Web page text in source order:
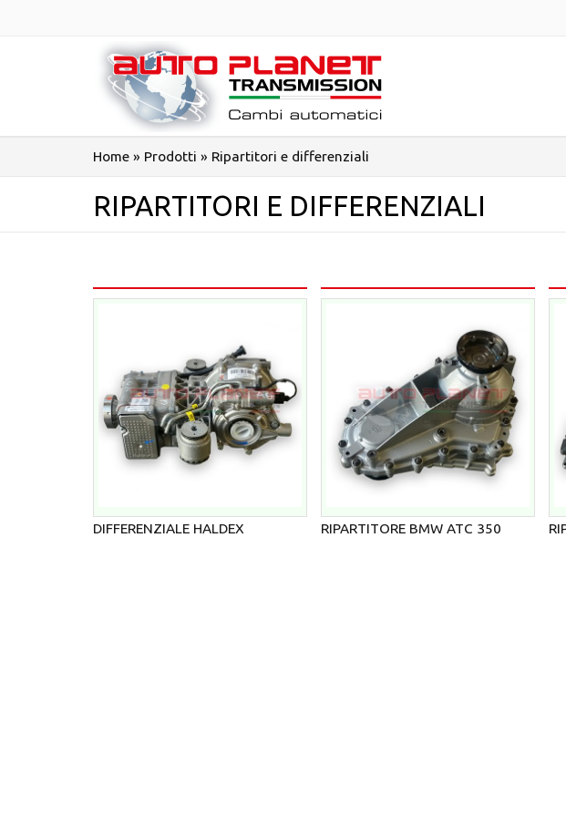
Home » Prodotti » Ripartitori e differenziali
RIPARTITORI E DIFFERENZIALI
DIFFERENZIALE HALDEX RIPARTITORE BMW ATC 350